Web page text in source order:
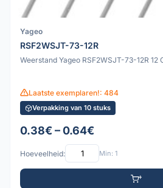
Yageo
RSF2WSJT-73-12R
Weerstand Yageo RSF2WSJT-73-12R
Laatste exemplaren!: 484
Verpakking van 10 stuks
0.38€ – 0.64€
Hoeveelheid: Min: 1